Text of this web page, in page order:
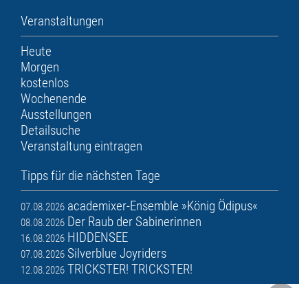
Veranstaltungen
Heute
Morgen
kostenlos
Wochenende
Ausstellungen
Detailsuche
Veranstaltung eintragen
Tipps für die nächsten Tage
07.08.2026 academixer-Ensemble »König Ödipus«
08.08.2026 Der Raub der Sabinerinnen
16.08.2026 HIDDENSEE
07.08.2026 Silverblue Joyriders
12.08.2026 TRICKSTER! TRICKSTER!